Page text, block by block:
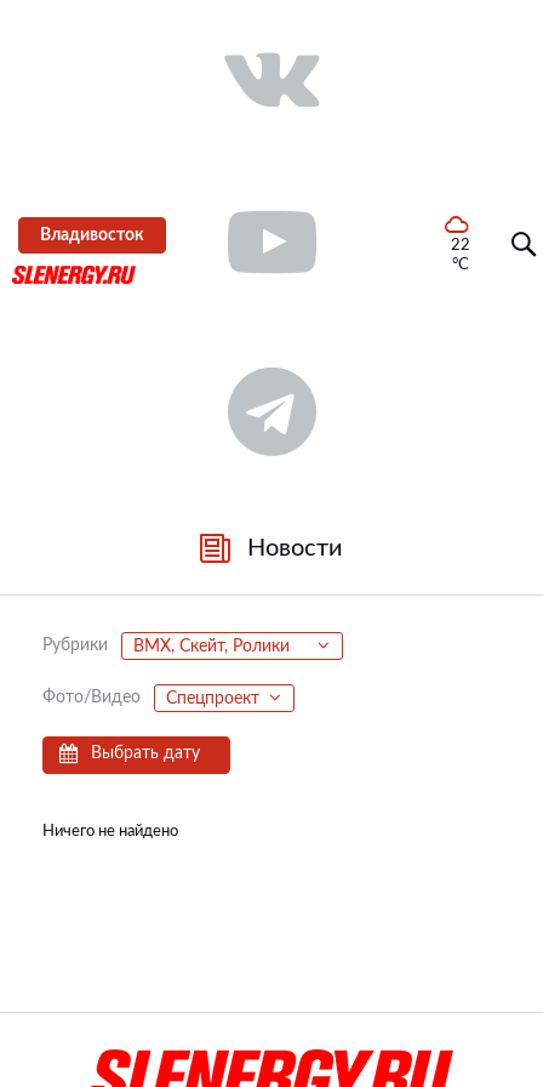
Владивосток
22
°C
Новости
Рубрики BMX, Скейт, Ролики
Фото/Видео Спецпроект
Выбрать дату
Ничего не найдено